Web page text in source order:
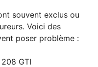
souvent exclus ou
Voici des
poser problème :
GTI